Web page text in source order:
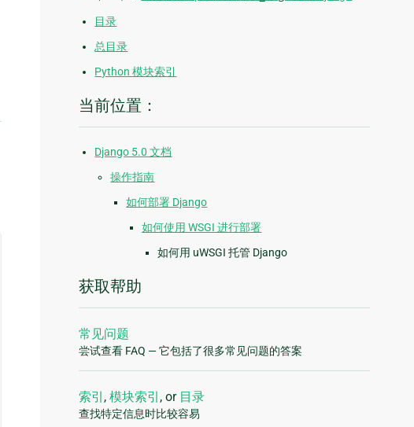
目录
总目录
Python 模块索引
当前位置：
Django 5.0 文档
操作指南
如何部署 Django
如何使用 WSGI 进行部署
如何用 uWSGI 托管 Django
获取帮助
常见问题
尝试查看 FAQ — 它包括了很多常见问题的答案
索引 ,模块索引 , or 目录
查找特定信息时比较容易